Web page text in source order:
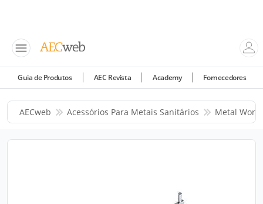
Guia de Produtos AEC Revista Academy Fornecedores
AECweb Acessórios Para Metais Sanitários Metal Works